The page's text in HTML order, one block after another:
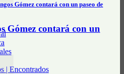
Gómez contará con un paseo de
| Encontrados
Gómez contará con un